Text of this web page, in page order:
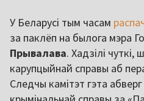
У Беларусі тым часам
за паклёп на былога мэра
Прывалава. Хадзілі чуткі,
карупцыйнай справы аб
Следчы камітэт гэта абверг